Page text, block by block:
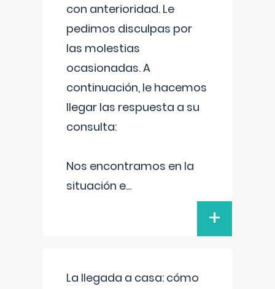
con anterioridad. Le
pedimos disculpas por
las molestias
ocasionadas. A
continuación, le hacemos
llegar las respuesta a su
consulta:
Nos encontramos en la
situación e...
+
La llegada a casa: cómo